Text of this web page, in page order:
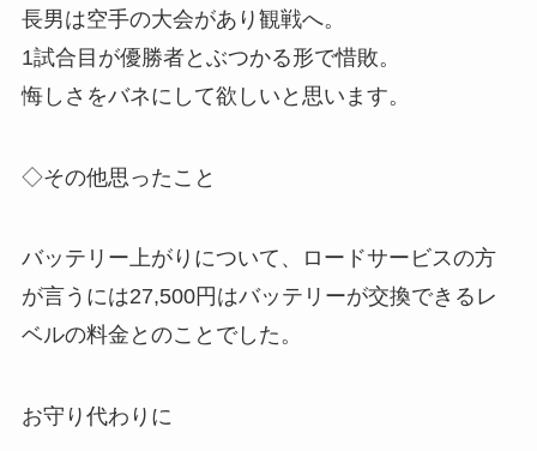
長男は空手の大会があり観戦へ。
1試合目が優勝者とぶつかる形で惜敗。
悔しさをバネにして欲しいと思います。
◇その他思ったこと
バッテリー上がりについて、ロードサービスの方
が言うには27,500円はバッテリーが交換できるレ
ベルの料金とのことでした。
お守り代わりに